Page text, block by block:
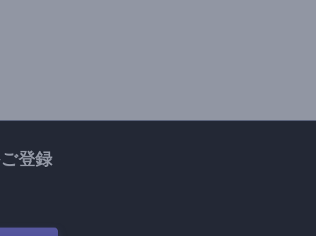
登録